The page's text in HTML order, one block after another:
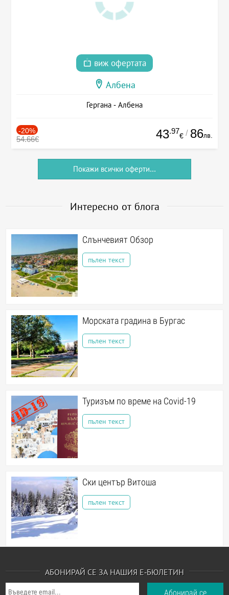
виж офертата
Албена
Гергана - Албена
-20%
54.66€ 43.97
€ / 86лв.
Покажи всички оферти...
Интересно от блога
Слънчевият Обзор
пълен текст
Морската градина в Бургас
пълен текст
Туризъм по време на Covid-19
пълен текст
Ски център Витоша
пълен текст
АБОНИРАЙ СЕ ЗА НАШИЯ Е-БЮЛЕТИН